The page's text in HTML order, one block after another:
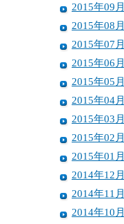
2015年09月
2015年08月
2015年07月
2015年06月
2015年05月
2015年04月
2015年03月
2015年02月
2015年01月
2014年12月
2014年11月
2014年10月